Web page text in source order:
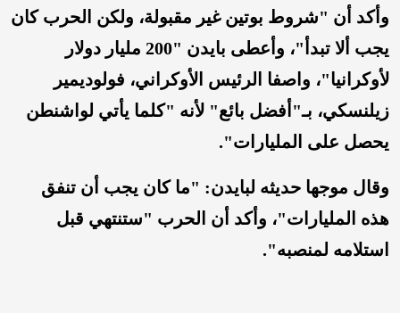
وأكد أن "شروط بوتين غير مقبولة، ولكن الحرب كان
يجب ألا تبدأ"، وأعطى بايدن "200 مليار دولار
لأوكرانيا"، واصفا الرئيس الأوكراني، فولوديمير
زيلنسكي، بـ"أفضل بائع" لأنه "كلما يأتي لواشنطن
يحصل على المليارات".
وقال موجها حديثه لبايدن: "ما كان يجب أن تنفق
هذه المليارات"، وأكد أن الحرب "ستنتهي قبل
استلامه لمنصبه".